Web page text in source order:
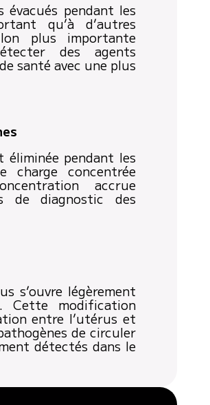
pendant les
qu’à d’autres
plus importante
des agents
santé avec une plus
éliminée pendant les
charge concentrée
accrue
de diagnostic des
s’ouvre légèrement
modification
entre l’utérus et
de circuler
détectés dans le